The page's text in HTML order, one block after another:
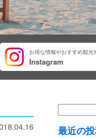
お得な情報やおすすめ観光
Instagram
検
索:
最近の